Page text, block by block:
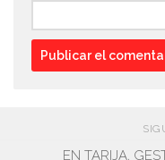
EN TARIJA,